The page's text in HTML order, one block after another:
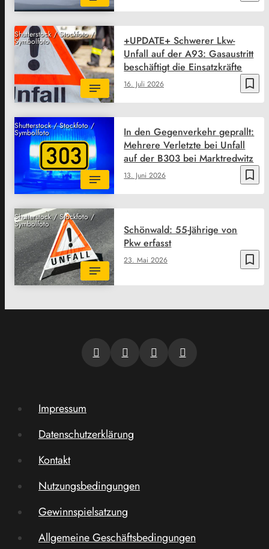
Shutterstock / Stockfoto /
Symbolfoto
bookmark_border
16. Juli 2026
+UPDATE+ Schwerer Lkw-
Unfall auf der A93: Gasaustritt
beschäftigt die Einsatzkräfte
Shutterstock / Stockfoto /
Symbolfoto
bookmark_border
13. Juni 2026
In den Gegenverkehr geprallt:
Mehrere Verletzte bei Unfall
auf der B303 bei Marktredwitz
Shutterstock / Stockfoto /
Symbolfoto
bookmark_border
23. Mai 2026
Schönwald: 55-Jährige von
Pkw erfasst
Impressum
Datenschutzerklärung
Kontakt
Nutzungsbedingungen
Gewinnspielsatzung
Allgemeine Geschäftsbedingungen